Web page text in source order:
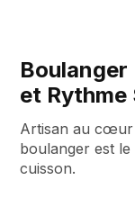
et Rythme
Artisan au cœur
boulanger est
cuisson.